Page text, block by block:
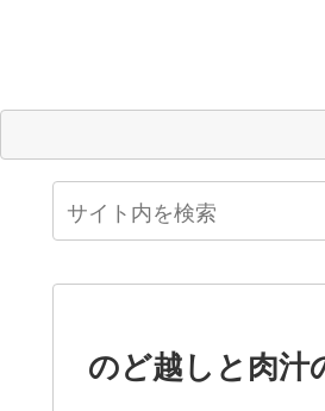
のど越しと肉汁